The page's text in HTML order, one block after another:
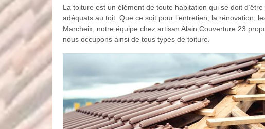
La toiture est un élément de toute habitation qui se doit
adéquats au toit. Que ce soit pour l’entretien, la rénovation,
Marcheix, notre équipe chez artisan Alain Couverture 23
nous occupons ainsi de tous types de toiture.